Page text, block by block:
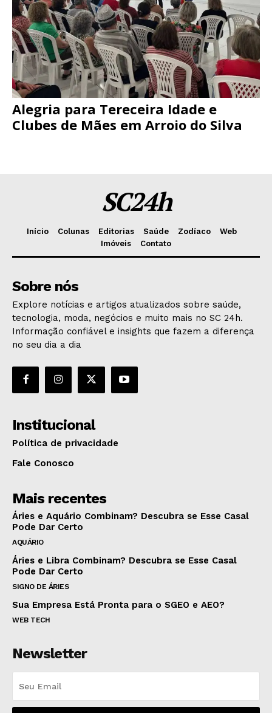
Alegria para Tereceira Idade e
Clubes de Mães em Arroio do Silva
SC24h
Início Colunas Editorias Saúde Zodíaco
Web
Imóveis
Contato
Sobre nós
Explore notícias e artigos atualizados sobre saúde,
tecnologia, moda, negócios e muito mais no SC 24h.
Informação confiável e insights que fazem a diferença
no seu dia a dia
Institucional
Política de privacidade
Fale Conosco
Mais recentes
Áries e Aquário Combinam? Descubra se Esse Casal
Pode Dar Certo
AQUÁRIO
Áries e Libra Combinam? Descubra se Esse Casal
Pode Dar Certo
SIGNO DE ÁRIES
Sua Empresa Está Pronta para o SGEO e AEO?
WEB TECH
Newsletter